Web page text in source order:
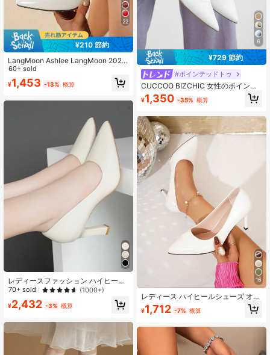
22
¥210 節約
LangMoon Ashlee LangMoon 2026
特許 ホワイト ポインテッドトゥ ブ
ロックヒール パンプス クッション入
りソフトインソール 快適 エレガント
ス 結婚式用
60+ sold
¥1,453 -13% 概算
レディースファッション ハイヒール
シューズ 2023年新作 厚底ヒール ポ
スシューズ 仕事用 ブラック
70+ sold (1000+)
¥2,432 -3% 概算
6
¥729 節約
#ポインテッドトゥ
CUCCOO BIZCHIC 女性のポインテ
ッドトゥスティレットキトゥンヒー
ルホワイトミニマリストオフィス通
¥1,350 -35% 概算
16
レディース ハイヒールシューズ オー
ルシーズン シンプル＆控えめ エレガ
ント 通勤靴 旅行・パーティー・オフ
トゥ 韓国風 万能
¥1,712 -7% 概算